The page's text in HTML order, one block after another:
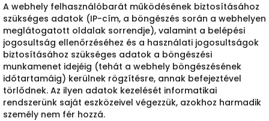
A webhely felhasználóbarát működésének biztosításához
szükséges adatok (IP-cím, a böngészés során a webhelyen
meglátogatott oldalak sorrendje), valamint a belépési
jogosultság ellenőrzéséhez és a használati jogosultságok
biztosításához szükséges adatok a böngészési
munkamenet idejéig (tehát a webhely böngészésének
időtartamáig) kerülnek rögzítésre, annak befejeztével
törlődnek. Az ilyen adatok kezelését informatikai
rendszerünk saját eszközeivel végezzük, azokhoz harmadik
személy nem fér hozzá.